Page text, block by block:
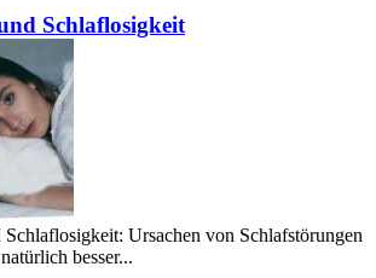
Schlaflosigkeit
Ursachen von Schlafstörungen
besser...